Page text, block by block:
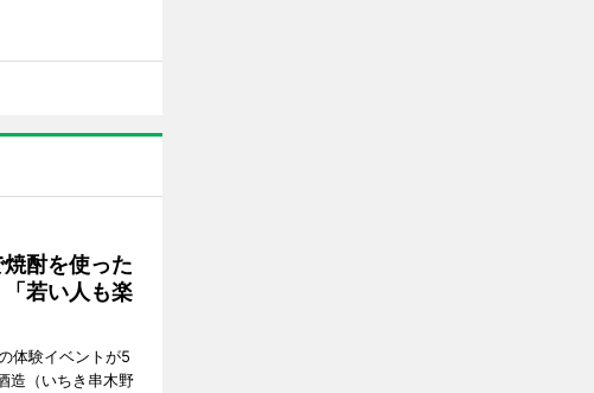
酎を使った
若い人も楽
体験イベントが5
造（いちき串木野